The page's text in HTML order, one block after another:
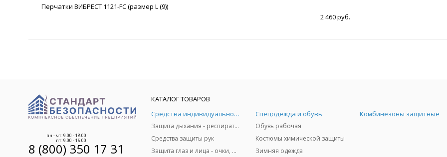
Перчатки ВИБРЕСТ 1121-FC (размер L (9))
2 460 руб.
пн - чт: 9.00 - 18.00
пт: 9.00 - 16.00
8 (800) 350 17 31
КАТАЛОГ ТОВАРОВ
Средства индивидуальной защиты
Защита дыхания - респираторы, противогазы, фильтры, дозиметры
Средства защиты рук
Защита глаз и лица - очки, щитки
Спецодежда и обувь
Обувь рабочая
Костюмы химической защиты
Зимняя одежда
Комбинезоны защитные